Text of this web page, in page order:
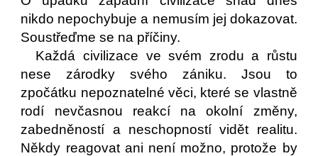
nikdo nepochybuje a nemusím jej dokazovat.
Soustřeďme se na příčiny.
Každá civilizace ve svém zrodu a růstu
nese zárodky svého zániku. Jsou to
zpočátku nepoznatelné věci, které se vlastně
rodí nevčasnou reakcí na okolní změny,
zabedněností a neschopností vidět realitu.
Někdy reagovat ani není možno, protože by